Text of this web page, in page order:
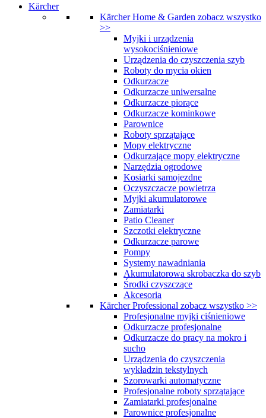
Kärcher
Kärcher Home & Garden zobacz wszystko
>>
Myjki i urządzenia
wysokociśnieniowe
Urządzenia do czyszczenia szyb
Roboty do mycia okien
Odkurzacze
Odkurzacze uniwersalne
Odkurzacze piorące
Odkurzacze kominkowe
Parownice
Roboty sprzątające
Mopy elektryczne
Odkurzające mopy elektryczne
Narzędzia ogrodowe
Kosiarki samojezdne
Oczyszczacze powietrza
Myjki akumulatorowe
Zamiatarki
Patio Cleaner
Szczotki elektryczne
Odkurzacze parowe
Pompy
Systemy nawadniania
Akumulatorowa skrobaczka do szyb
Środki czyszczące
Akcesoria
Kärcher Professional zobacz wszystko >>
Profesjonalne myjki ciśnieniowe
Odkurzacze profesjonalne
Odkurzacze do pracy na mokro i
sucho
Urządzenia do czyszczenia
wykładzin tekstylnych
Szorowarki automatyczne
Profesjonalne roboty sprzątające
Zamiatarki profesjonalne
Parownice profesjonalne